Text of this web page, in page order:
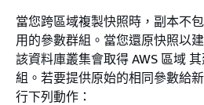
當您跨區域複製快照時，副本不
用的參數群組。當您還原快照以
該資料庫叢集會取得 AWS 區域
組。若要提供原始的相同參數給
行下列動作：